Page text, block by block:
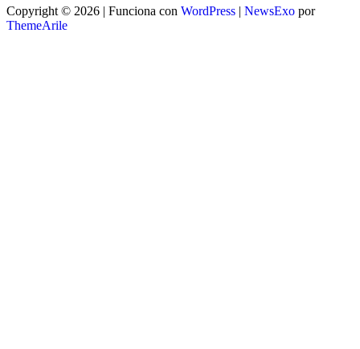
Copyright © 2026 | Funciona con WordPress | NewsExo por
ThemeArile